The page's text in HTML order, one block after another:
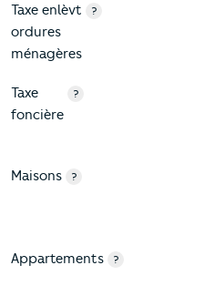
Taxe enlèvt
ordures
ménagères
?
Taxe
foncière
?
Maisons ?
Appartements ?